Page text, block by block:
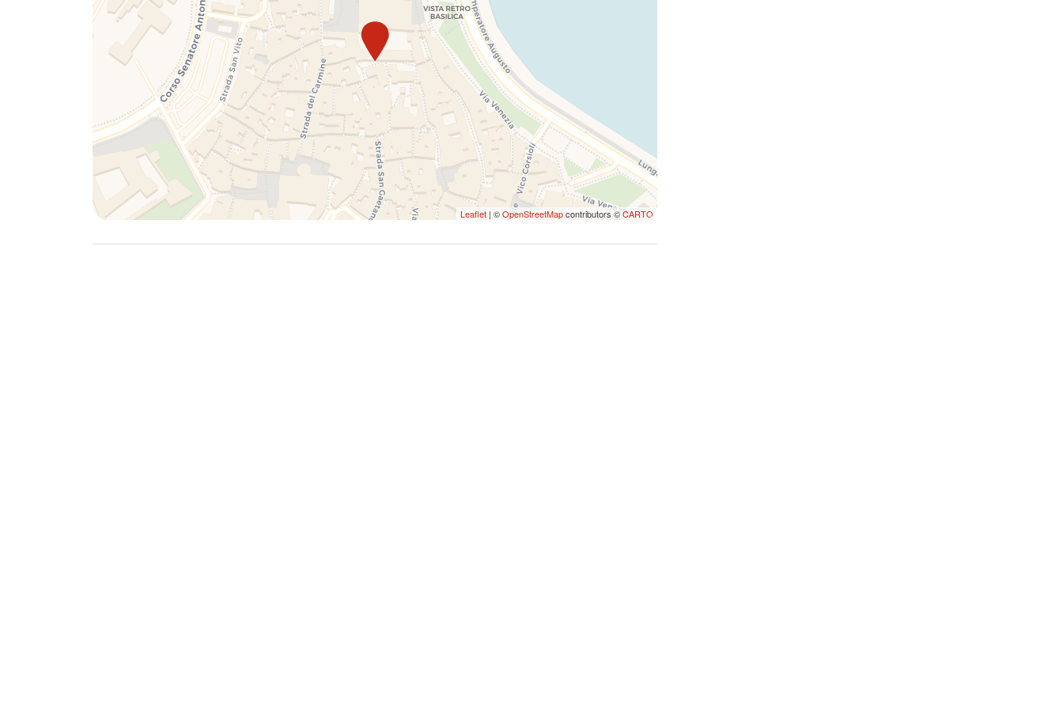
e adulti, grazie alla presenza di locali alla moda e ricercati, ma non solo, in quanto offre davvero
tantissime attrattive anche ai i turisti amanti della cultura.
Sono molti gli eventi e le manifestazioni come la Fiera di San Nicola a maggio, e soprattutto la
Fiera del Levante, campionaria internazionale, che si svolge a settembre. La Fiera ha lo scopo
di favorire gli scambi tra Oriente e Occidente, di cui Bari costituisce per tradizione, il più
disponibile punto d'incontro.
- DALL'AEROPORTO INTERNAZIONALE KAROL WOYTILA: è possibile raggiungere l'alloggio
prendendo il treno FR2 e scendendo alla fermata Bari Centrale, a 18 minuti a piedi
dall'appartamento (1.5 km).
Leaflet | ©OpenStreetMapcontributors ©CARTO